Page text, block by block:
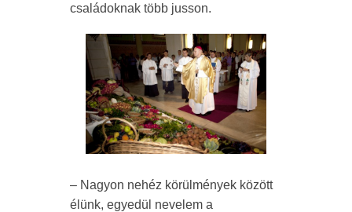
családoknak több jusson.
– Nagyon nehéz körülmények között
élünk, egyedül nevelem a